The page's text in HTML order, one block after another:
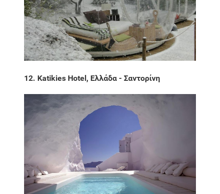
12. Katikies Hotel, Ελλάδα - Σαντορίνη